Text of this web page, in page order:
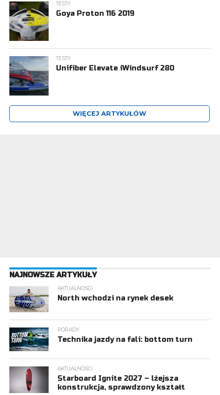
TESTY
Goya Proton 116 2019
TESTY
Unifiber Elevate iWindsurf 280
WIĘCEJ ARTYKUŁÓW
NAJNOWSZE ARTYKUŁY
AKTUALNOŚCI
North wchodzi na rynek desek
PORADY
Technika jazdy na fali: bottom turn
AKTUALNOŚCI
Starboard Ignite 2027 – lżejsza
konstrukcja, sprawdzony kształt